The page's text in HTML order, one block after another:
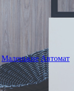
Маленькие Автомат